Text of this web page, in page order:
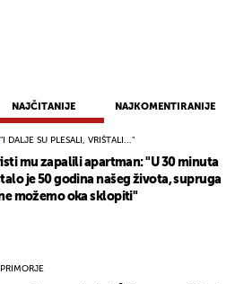
NAJČITANIJE NAJKOMENTIRANIJE
"I DALJE SU PLESALI, VRIŠTALI..."
mu zapalili apartman: "U 30 minuta
je 50 godina našeg života, supruga
možemo oka sklopiti"
PRIMORJE